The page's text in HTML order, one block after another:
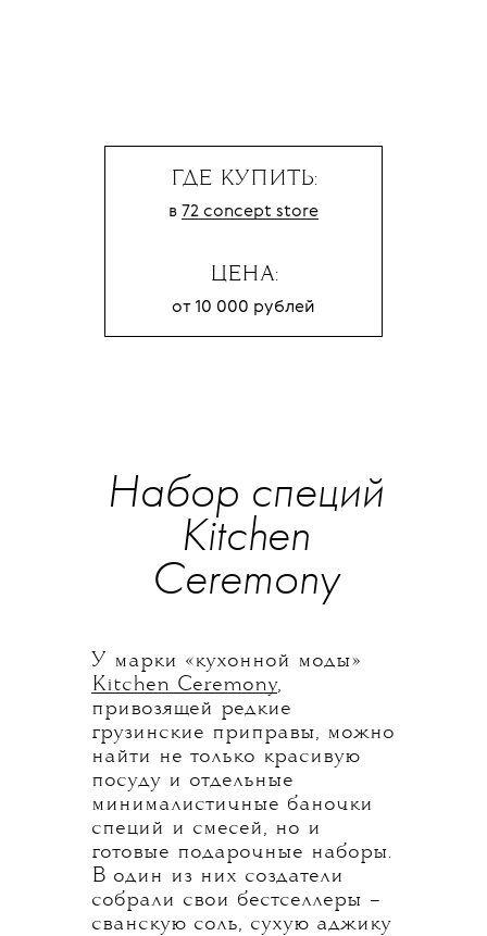
ГДЕ КУПИТЬ:
в 72 concept store
ЦЕНА:
от 10 000 рублей
Набор специй
Kitchen
Ceremony
У марки «кухонной моды»
Kitchen Ceremony,
привозящей редкие
грузинские приправы, можно
найти не только красивую
посуду и отдельные
минималистичные баночки
специй и смесей, но и
готовые подарочные наборы.
В один из них создатели
собрали свои бестселлеры –
сванскую соль, сухую аджику